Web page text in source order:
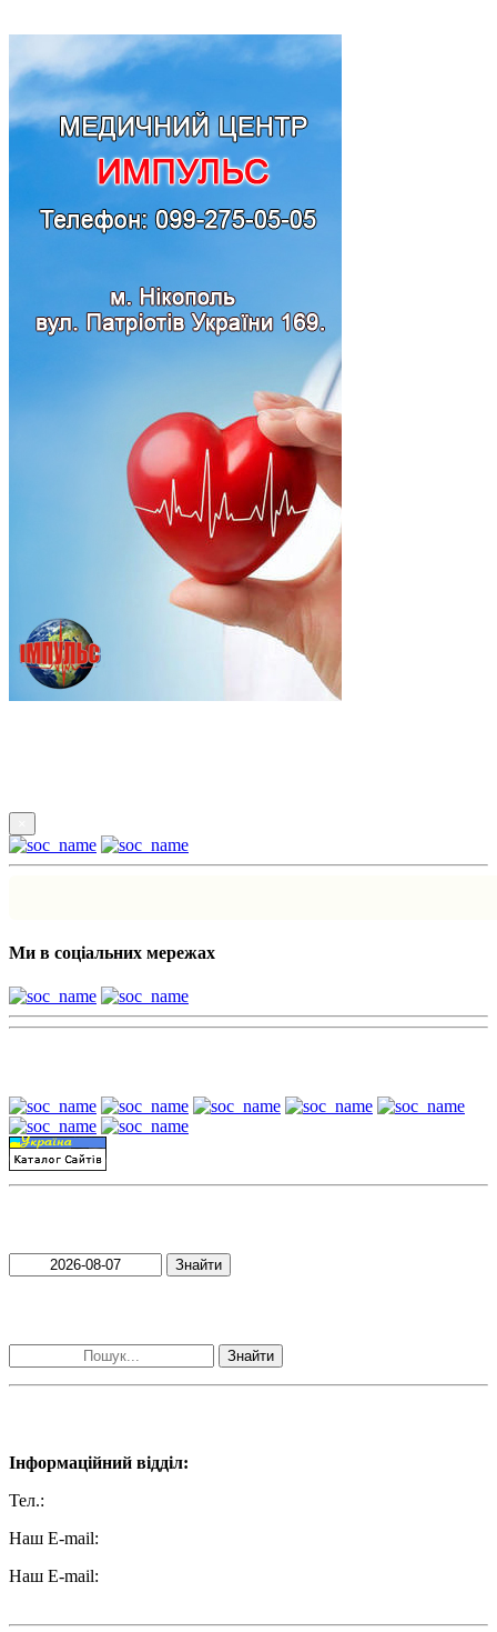
Ми в соціальних мережах
Знайти
Знайти
Інформаційний відділ:
Тел.:
Наш E-mail:
Наш E-mail: